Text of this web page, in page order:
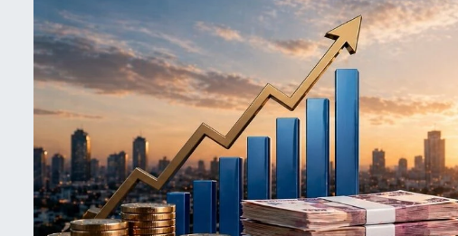
BIST 100 Isı Haritası
Coin Isı Haritası
Ekonomik Takvim
Kiripto Para Piyasası
Gizlilik Sözleşmesi